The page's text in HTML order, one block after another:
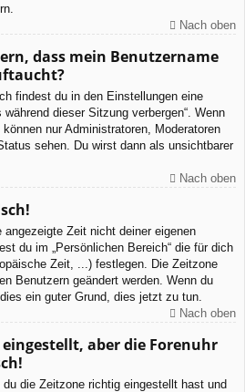
Nach oben
dass mein Benutzername
findest du in den Einstellungen eine
dieser Sitzung verbergen“. Wenn
nur Administratoren, Moderatoren
sehen. Du wirst dann als unsichtbarer
Nach oben
angezeigte Zeit nicht deiner eigenen
du im „Persönlichen Bereich“ die für dich
Zeit, ...) festlegen. Die Zeitzone
Benutzern geändert werden. Wenn du
ein guter Grund, dies jetzt zu tun.
Nach oben
aber die Forenuhr
die Zeitzone richtig eingestellt hast und